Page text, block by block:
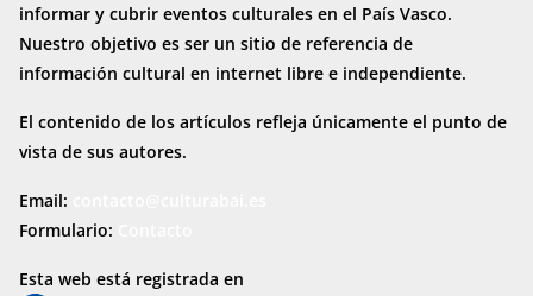
informar y cubrir eventos culturales en el País Vasco.
Nuestro objetivo es ser un sitio de referencia de
información cultural en internet libre e independiente.
El contenido de los artículos refleja únicamente el punto de
vista de sus autores.
Email:
Formulario:
Esta web está registrada en